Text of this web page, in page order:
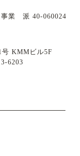
事業 派 40-060024
号 KMMビル5F
6203